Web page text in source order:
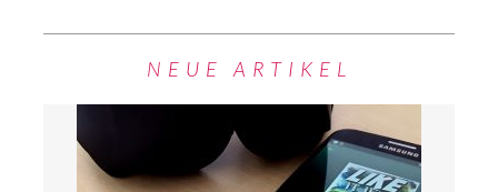
NEUE ARTIKEL